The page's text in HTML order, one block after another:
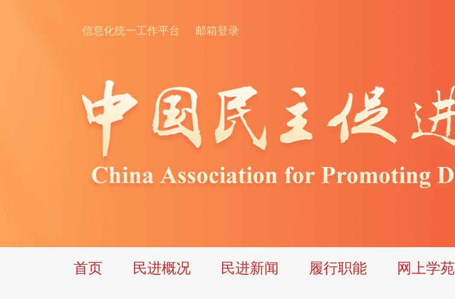
信息化统一工作平台 邮箱登录
首页 民进概况 民进新闻 履行职能 网上学苑